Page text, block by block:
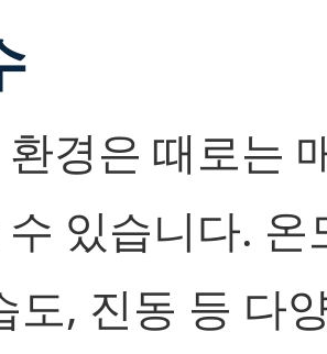
경은 때로는
있습니다. 온
도, 진동 등 다